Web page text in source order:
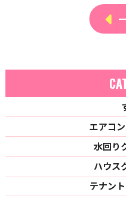
エアコ
水回り
ハウス
テナン